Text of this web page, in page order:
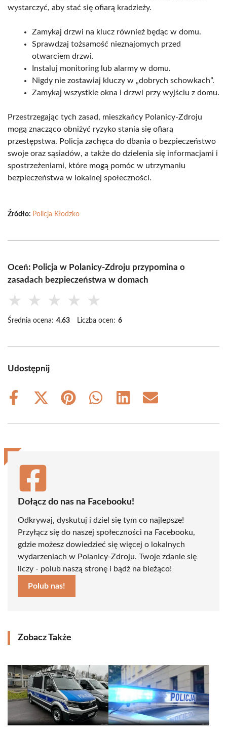
wystarczyć, aby stać się ofiarą kradzieży.
Zamykaj drzwi na klucz również będąc w domu.
Sprawdzaj tożsamość nieznajomych przed
otwarciem drzwi.
Instaluj monitoring lub alarmy w domu.
Nigdy nie zostawiaj kluczy w „dobrych schowkach”.
Zamykaj wszystkie okna i drzwi przy wyjściu z domu.
Przestrzegając tych zasad, mieszkańcy Polanicy-Zdroju
mogą znacząco obniżyć ryzyko stania się ofiarą
przestępstwa. Policja zachęca do dbania o bezpieczeństwo
swoje oraz sąsiadów, a także do dzielenia się informacjami i
spostrzeżeniami, które mogą pomóc w utrzymaniu
bezpieczeństwa w lokalnej społeczności.
Źródło: Policja Kłodzko
Oceń: Policja w Polanicy-Zdroju przypomina o
zasadach bezpieczeństwa w domach
★ ★ ★ ★ ★
Średnia ocena: 4.63 Liczba ocen: 6
Udostępnij
Share
Share
(Twitter)
Share
Share
Share
Share
Dołącz do nas na Facebooku!
Odkrywaj, dyskutuj i dziel się tym co najlepsze!
Przyłącz się do naszej społeczności na Facebooku,
gdzie możesz dowiedzieć się więcej o lokalnych
wydarzeniach w Polanicy-Zdroju. Twoje zdanie się
liczy - polub naszą stronę i bądź na bieżąco!
Polub nas!
Zobacz Także